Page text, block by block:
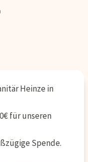
Heinze in
für unseren
Spende.